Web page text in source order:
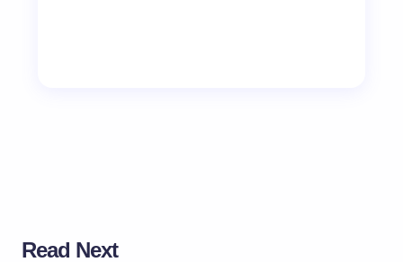
Read Next